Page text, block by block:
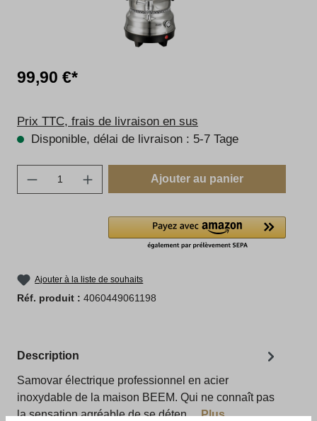
99,90 €*
Prix TTC, frais de livraison en sus
Disponible, délai de livraison : 5-7 Tage
Quantité de produit : Entrez la quantité
Ajouter au panier
Ajouter à la liste de souhaits
Réf. produit : 4060449061198
Description
Samovar électrique professionnel en acier
inoxydable de la maison BEEM. Qui ne connaît pas
la sensation agréable de se déten…Plus